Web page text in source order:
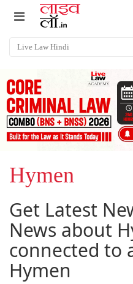
Hymen
Get Latest
News about
connected to
Hymen